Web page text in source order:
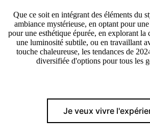
Que ce soit en intégrant des éléments du
ambiance mystérieuse, en optant pour
pour une esthétique épurée, en explorant la
une luminosité subtile, ou en travaillant
touche chaleureuse, les tendances de
diversifiée d'options pour tous les
Je veux vivre